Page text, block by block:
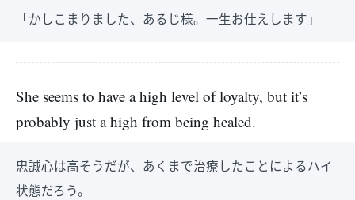
「かしこまりました、あるじ様。一生お仕えします」
She seems to have a high level of loyalty, but it’s
probably just a high from being healed.
忠誠心は高そうだが、あくまで治療したことによるハイ
状態だろう。